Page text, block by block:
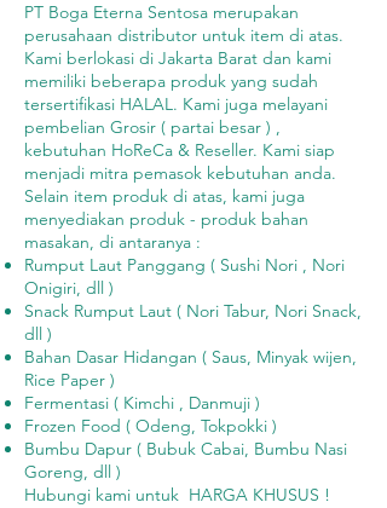
PT Boga Eterna Sentosa merupakan
perusahaan distributor untuk item di atas.
Kami berlokasi di Jakarta Barat dan kami
memiliki beberapa produk yang sudah
tersertifikasi HALAL. Kami juga melayani
pembelian Grosir ( partai besar ) ,
kebutuhan HoReCa & Reseller. Kami siap
menjadi mitra pemasok kebutuhan anda.
Selain item produk di atas, kami juga
menyediakan produk - produk bahan
masakan, di antaranya :
Rumput Laut Panggang ( Sushi Nori , Nori
Onigiri, dll )
Snack Rumput Laut ( Nori Tabur, Nori Snack,
dll )
Bahan Dasar Hidangan ( Saus, Minyak wijen,
Rice Paper )
Fermentasi ( Kimchi , Danmuji )
Frozen Food ( Odeng, Tokpokki )
Bumbu Dapur ( Bubuk Cabai, Bumbu Nasi
Goreng, dll )
Hubungi kami untuk HARGA KHUSUS !